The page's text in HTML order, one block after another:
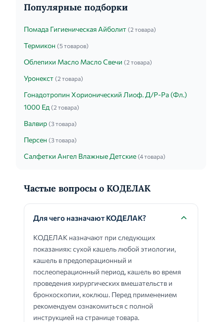
Популярные подборки
Помада Гигиеническая Айболит (2 товара)
Термикон (5 товаров)
Облепихи Масло Масло Свечи (2 товара)
Уронекст (2 товара)
Гонадотропин Хорионический Лиоф. Д/Р-Ра (Фл.)
1000 Ед (2 товара)
Валвир (3 товара)
Персен (3 товара)
Салфетки Ангел Влажные Детские (4 товара)
Частые вопросы о КОДЕЛАК
Для чего назначают КОДЕЛАК?
КОДЕЛАК назначают при следующих
показаниях: сухой кашель любой этиологии,
кашель в предоперационный и
послеоперационный период, кашель во время
проведения хирургических вмешательств и
бронхоскопии, коклюш. Перед применением
рекомендуем ознакомиться с полной
инструкцией на странице товара.